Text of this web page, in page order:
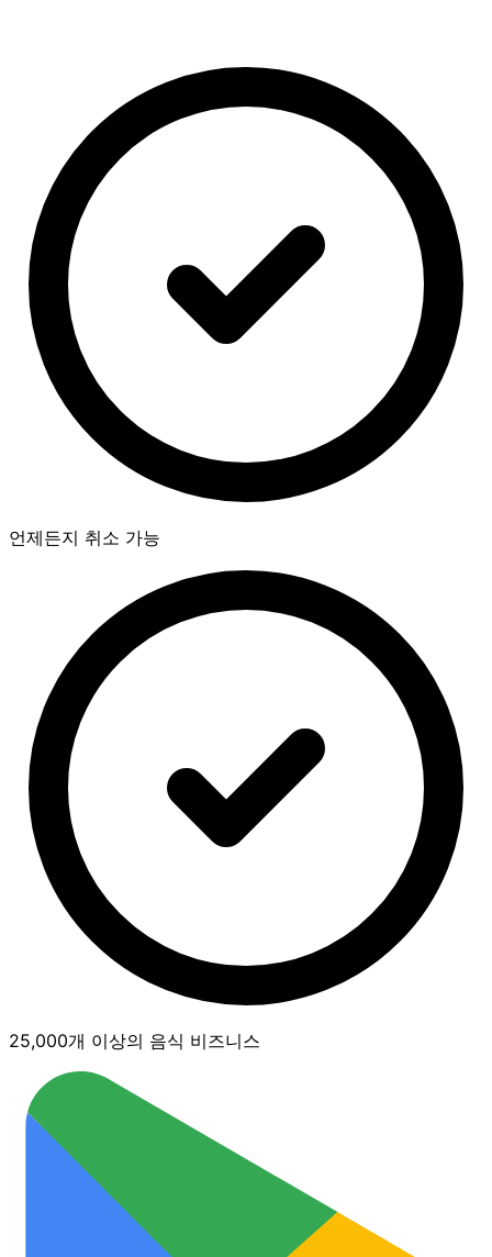
언제든지 취소 가능
25,000개 이상의 음식 비즈니스